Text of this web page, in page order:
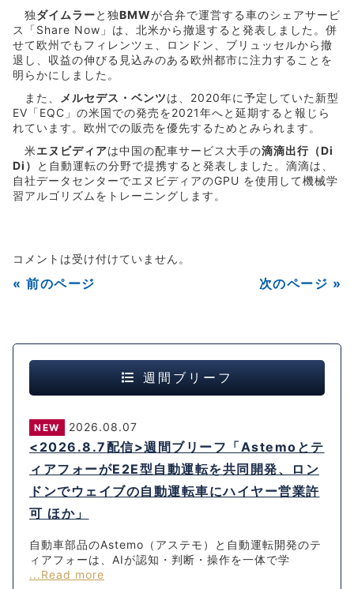
独ダイムラーと独BMWが合弁で運営する車のシェアサービ
ス「Share Now」は、北米から撤退すると発表しました。併
せて欧州でもフィレンツェ、ロンドン、ブリュッセルから撤
退し、収益の伸びる見込みのある欧州都市に注力することを
明らかにしました。
また、
メルセデス・ベンツは、2020年に予定していた新型
EV「EQC」の米国での発売を2021年へと延期すると報じら
れています。欧州での販売を優先するためとみられます。
米エヌビディアは中国の配車サービス大手の滴滴出行（Di
Di）
と自動運転の分野で提携すると発表しました。滴滴は、
自社データセンターでエヌビディアのGPU を使用して機械学
習アルゴリズムをトレーニングします。
コメントは受け付けていません。
« 前のページ 次のページ »
週間ブリーフ
NEW 2026.08.07
<2026.8.7配信>週間ブリーフ「Astemoとテ
ィアフォーがE2E型自動運転を共同開発、ロン
ドンでウェイブの自動運転車にハイヤー営業許
可 ほか」
自動車部品のAstemo（アステモ）と自動運転開発のテ
ィアフォーは、AIが認知・判断・操作を一体で学
...Read more